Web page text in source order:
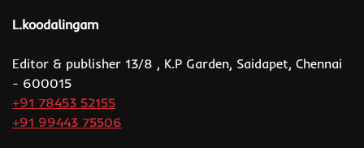
L.koodalingam
Editor & publisher 13/8 , K.P Garden, Saidapet, Chennai
- 600015
+91 78453 52155
+91 99443 75506